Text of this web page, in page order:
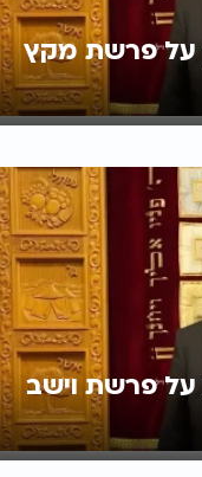
על פרשת מקץ
על פרשת וישב